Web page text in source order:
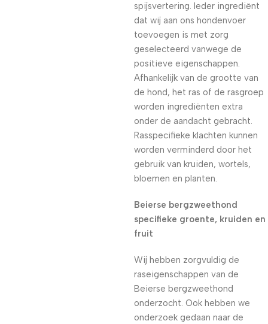
spijsvertering. Ieder ingrediënt
dat wij aan ons hondenvoer
toevoegen is met zorg
geselecteerd vanwege de
positieve eigenschappen.
Afhankelijk van de grootte van
de hond, het ras of de rasgroep
worden ingrediënten extra
onder de aandacht gebracht.
Rasspecifieke klachten kunnen
worden verminderd door het
gebruik van kruiden, wortels,
bloemen en planten.
Beierse bergzweethond
specifieke groente, kruiden en
fruit
Wij hebben zorgvuldig de
raseigenschappen van de
Beierse bergzweethond
onderzocht. Ook hebben we
onderzoek gedaan naar de